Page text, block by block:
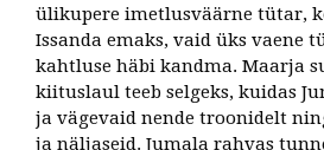
ülikupere imetlusväärne tütar,
Issanda emaks, vaid üks vaene
kahtluse häbi kandma. Maarja
kiituslaul teeb selgeks, kuidas
ja vägevaid nende troonidelt
ja näljaseid. Jumala rahvas